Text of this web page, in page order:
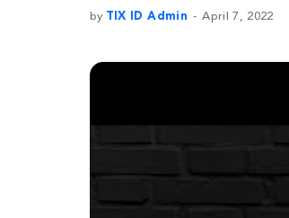
by TIX ID Admin April 7, 2022